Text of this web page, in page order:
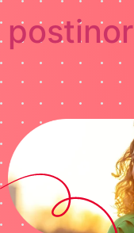
postinor